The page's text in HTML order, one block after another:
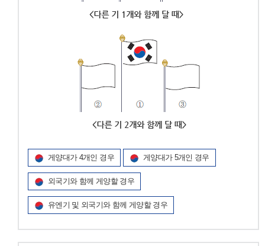
게양대가 4개인 경우 게양대가 5개인 경우
외국기와 함께 게양할 경우
유엔기 및 외국기와 함께 게양할 경우